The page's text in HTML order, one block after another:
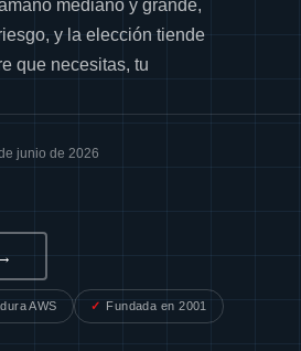
mediano y grande,
y la elección tiende
que necesitas, tu
junio de 2026
AWS Fundada en 2001